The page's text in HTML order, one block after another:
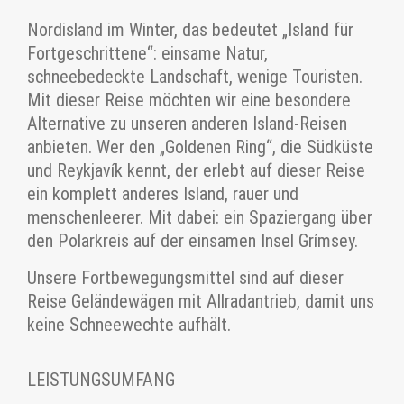
Nordisland im Winter, das bedeutet „Island für
Fortgeschrittene“: einsame Natur,
schneebedeckte Landschaft, wenige Touristen.
Mit dieser Reise möchten wir eine besondere
Alternative zu unseren anderen Island-Reisen
anbieten. Wer den „Goldenen Ring“, die Südküste
und Reykjavík kennt, der erlebt auf dieser Reise
ein komplett anderes Island, rauer und
menschenleerer. Mit dabei: ein Spaziergang über
den Polarkreis auf der einsamen Insel Grímsey.
Unsere Fortbewegungsmittel sind auf dieser
Reise Geländewägen mit Allradantrieb, damit uns
keine Schneewechte aufhält.
LEISTUNGSUMFANG